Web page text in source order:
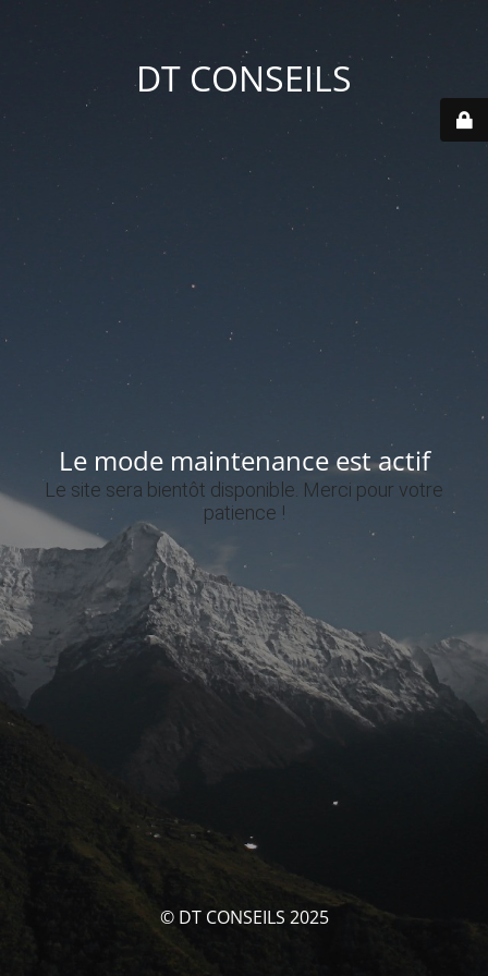
DT CONSEILS
Le mode maintenance est actif
Le site sera bientôt disponible. Merci pour votre
patience !
© DT CONSEILS 2025